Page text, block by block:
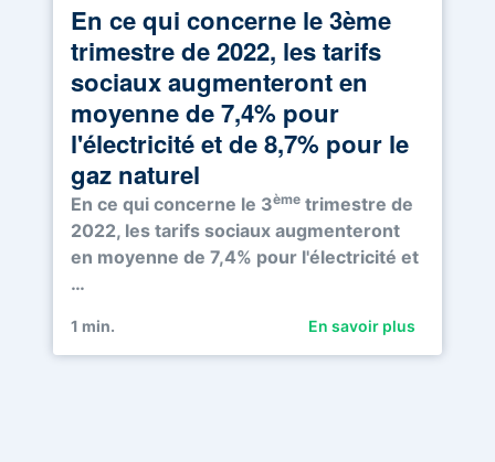
En ce qui concerne le 3ème
trimestre de 2022, les tarifs
sociaux augmenteront en
moyenne de 7,4% pour
l'électricité et de 8,7% pour le
gaz naturel
En ce qui concerne le 3ème trimestre de
2022, les tarifs sociaux augmenteront
en moyenne de 7,4% pour l'électricité et
…
1 min. En savoir plus